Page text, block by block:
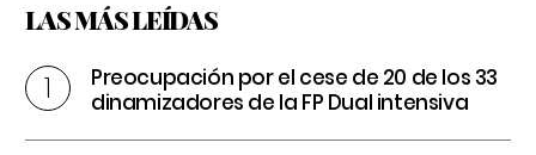
LAS MÁS LEÍDAS
Preocupación por el cese de 20 de los 33
dinamizadores de la FP Dual intensiva